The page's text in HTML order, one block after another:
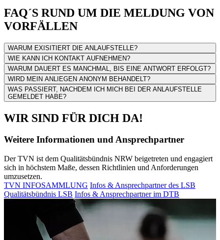
FAQ´S RUND UM DIE MELDUNG VON
VORFÄLLEN
WARUM EXISITIERT DIE ANLAUFSTELLE?
WIE KANN ICH KONTAKT AUFNEHMEN?
WARUM DAUERT ES MANCHMAL, BIS EINE ANTWORT ERFOLGT?
WIRD MEIN ANLIEGEN ANONYM BEHANDELT?
WAS PASSIERT, NACHDEM ICH MICH BEI DER ANLAUFSTELLE
GEMELDET HABE?
WIR SIND FÜR DICH DA!
Weitere Informationen und Ansprechpartner
Der TVN ist dem Qualitätsbündnis NRW beigetreten und engagiert
sich in höchstem Maße, dessen Richtlinien und Anforderungen
umzusetzen.
TVN INFOSAMMLUNG Infos & Ansprechpartner des LSB
Qualitätsbündnis LSB Infos & Ansprechpartner im DTB